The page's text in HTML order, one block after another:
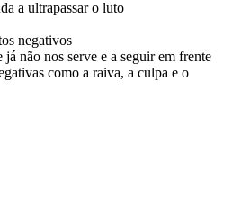
a ultrapassar o luto
negativos
não nos serve e a seguir em frente
como a raiva, a culpa e o